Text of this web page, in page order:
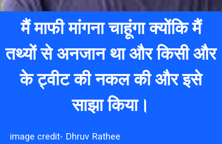
मैं माफी मांगना चाहूंगा क्योंकि मैं
तथ्यों से अनजान था और किसी और
के ट्वीट की नकल की और इसे
साझा किया।
image credit- Dhruv Rathee